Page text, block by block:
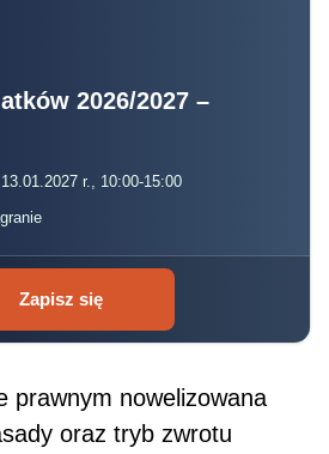
2026/2027 –
r., 10:00-15:00
Zapisz się
prawnym nowelizowana
oraz tryb zwrotu